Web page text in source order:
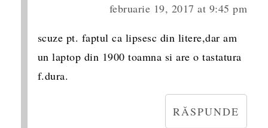
februarie 19, 2017 at 9:45 pm
scuze pt. faptul ca lipsesc din litere,dar am
un laptop din 1900 toamna si are o tastatura
f.dura.
RĂSPUNDE